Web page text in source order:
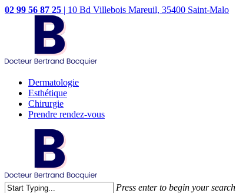
02 99 56 87 25 | 10 Bd Villebois Mareuil, 35400 Saint-Malo
Dermatologie
Esthétique
Chirurgie
Prendre rendez-vous
Press enter to begin your search